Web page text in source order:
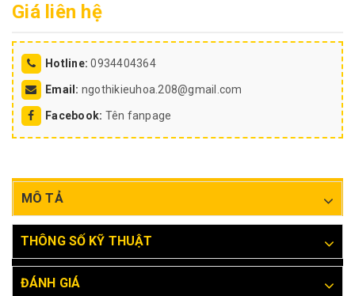
Giá liên hệ
Hotline: 0934404364
Email: ngothikieuhoa.208@gmail.com
Facebook: Tên fanpage
MÔ TẢ
THÔNG SỐ KỸ THUẬT
ĐÁNH GIÁ